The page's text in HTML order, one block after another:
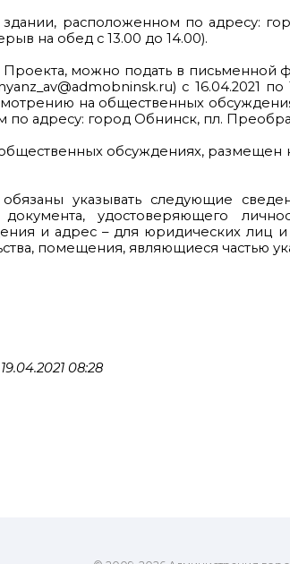
расположенном по адресу:
на обед с 13.00 до 14.00).
можно подать в письменной
с 16.04.2021
на общественных
по адресу: город Обнинск, пл.
обсуждениях, размещен
указывать следующие
документа, удостоверяющего
и адрес – для юридических лиц
помещения, являющиеся частью
08:28